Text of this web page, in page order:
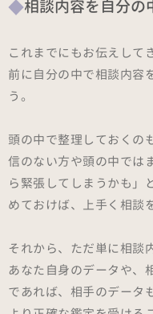
相談内容を自分の
これまでにもお伝えして
前に自分の中で相談内容
う。
頭の中で整理しておくの
信のない方や頭の中では
ら緊張してしまうかも」
めておけば、上手く相談
それから、ただ単に相談
あなた自身のデータや、
であれば、相手のデータ